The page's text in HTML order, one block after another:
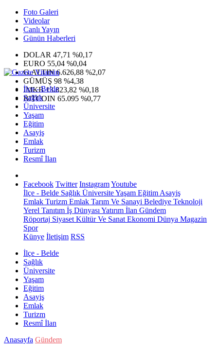
Foto Galeri
Videolar
Canlı Yayın
Günün Haberleri
DOLAR 47,71 %0,17
EURO 55,04 %0,04
G.ALTIN6.626,88 %2,07
GÜMÜŞ 98 %4,38
IMKB13.823,82 %0,18
BITCOIN 65.095 %0,77
İlçe - Belde
Sağlık
Üniversite
Yaşam
Eğitim
Asayiş
Emlak
Turizm
Resmî İlan
Facebook Twitter InstagramYoutube
İlçe - Belde Sağlık ÜniversiteYaşam Eğitim Asayiş
Emlak Turizm Emlak Tarım Ve Sanayi Belediye Teknoloji
Yerel Tanıtım İş Dünyası Yatırım İlan Gündem
Röportaj Siyaset Kültür Ve Sanat Ekonomi Dünya Magazin
Spor
Künye İletişim RSS
İlçe - Belde
Sağlık
Üniversite
Yaşam
Eğitim
Asayiş
Emlak
Turizm
Resmî İlan
Anasayfa Gündem